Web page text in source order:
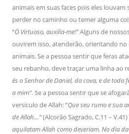
animais em suas faces pois eles louvam
perder no caminho ou temer alguma
“Ó Virtuoso, auxilia-me!”Alguns de
ouvirem isso, atenderão, orientando
animais. Se a pessoa sentir que feras
seu rebanho, deve traçar uma linha ao
és o Senhor de Daniel, da cova, e de toda
a mim”. Se a pessoa sentir que se
versículo de Allah: “Que seu rumo e sua
de Allah…”(Alcorão Sagrado, C.11 –
aquilatam Allah como deveriam. No dia